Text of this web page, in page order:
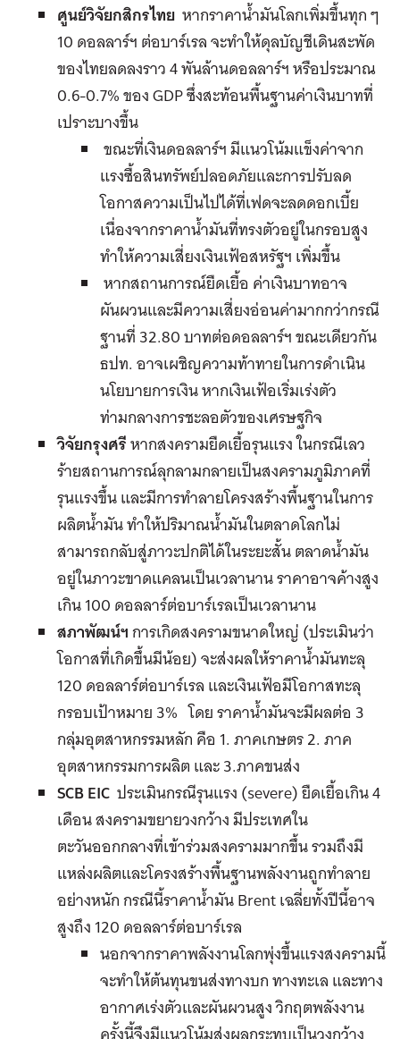
ศูนย์วิจัยกสิกรไทย หากราคาน้ำมันโลกเพิ่มขึ้นทุก ๆ
10 ดอลลาร์ฯ ต่อบาร์เรล จะทำให้ดุลบัญชีเดินสะพัด
ของไทยลดลงราว 4 พันล้านดอลลาร์ฯ หรือประมาณ
0.6-0.7% ของ GDP ซึ่งสะท้อนพื้นฐานค่าเงินบาทที่
เปราะบางขึ้น
ขณะที่เงินดอลลาร์ฯ มีแนวโน้มแข็งค่าจาก
แรงซื้อสินทรัพย์ปลอดภัยและการปรับลด
โอกาสความเป็นไปได้ที่เฟดจะลดดอกเบี้ย
เนื่องจากราคาน้ำมันที่ทรงตัวอยู่ในกรอบสูง
ทำให้ความเสี่ยงเงินเฟ้อสหรัฐฯ เพิ่มขึ้น
หากสถานการณ์ยืดเยื้อ ค่าเงินบาทอาจ
ผันผวนและมีความเสี่ยงอ่อนค่ามากกว่ากรณี
ฐานที่ 32.80 บาทต่อดอลลาร์ฯ ขณะเดียวกัน
ธปท. อาจเผชิญความท้าทายในการดำเนิน
นโยบายการเงิน หากเงินเฟ้อเริ่มเร่งตัว
ท่ามกลางการชะลอตัวของเศรษฐกิจ
วิจัยกรุงศรีหากสงครามยืดเยื้อรุนแรง ในกรณีเลว
ร้ายสถานการณ์ลุกลามกลายเป็นสงครามภูมิภาคที่
รุนแรงขึ้น และมีการทำลายโครงสร้างพื้นฐานในการ
ผลิตน้ำมัน ทำให้ปริมาณน้ำมันในตลาดโลกไม่
สามารถกลับสู่ภาวะปกติได้ในระยะสั้น ตลาดน้ำมัน
อยู่ในภาวะขาดแคลนเป็นเวลานาน ราคาอาจค้างสูง
เกิน 100 ดอลลาร์ต่อบาร์เรลเป็นเวลานาน
สภาพัฒน์ฯการเกิดสงครามขนาดใหญ่ (ประเมินว่า
โอกาสที่เกิดขึ้นมีน้อย) จะส่งผลให้ราคาน้ำมันทะลุ
120 ดอลลาร์ต่อบาร์เรล และเงินเฟ้อมีโอกาสทะลุ
กรอบเป้าหมาย 3% โดย ราคาน้ำมันจะมีผลต่อ 3
กลุ่มอุตสาหกรรมหลัก คือ 1. ภาคเกษตร 2. ภาค
อุตสาหกรรมการผลิต และ 3.ภาคขนส่ง
SCB EIC ประเมินกรณีรุนแรง (severe) ยืดเยื้อเกิน 4
เดือน สงครามขยายวงกว้าง มีประเทศใน
ตะวันออกกลางที่เข้าร่วมสงครามมากขึ้น รวมถึงมี
แหล่งผลิตและโครงสร้างพื้นฐานพลังงานถูกทำลาย
อย่างหนัก กรณีนี้ราคาน้ำมัน Brent เฉลี่ยทั้งปีนี้อาจ
สูงถึง 120 ดอลลาร์ต่อบาร์เรล
นอกจากราคาพลังงานโลกพุ่งขึ้นแรงสงครามนี้
จะทำให้ต้นทุนขนส่งทางบก ทางทะเล และทาง
อากาศเร่งตัวและผันผวนสูง วิกฤตพลังงาน